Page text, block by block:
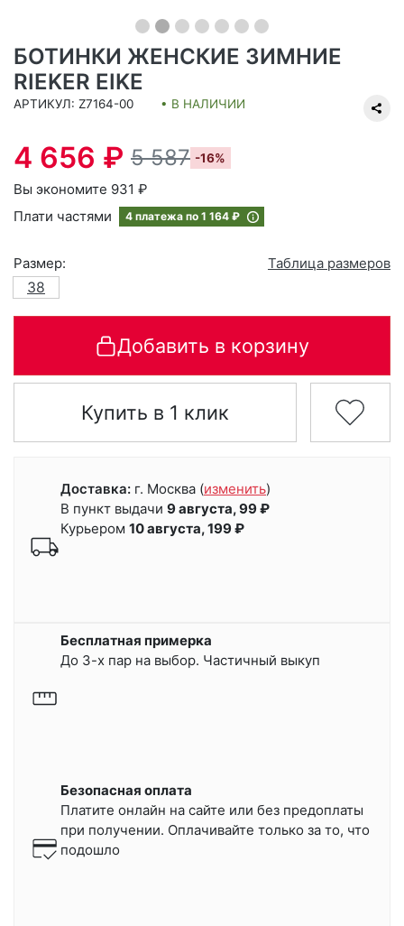
БОТИНКИ ЖЕНСКИЕ ЗИМНИЕ
RIEKER EIKE
АРТИКУЛ: Z7164-00 • В НАЛИЧИИ
4 656 ₽ 5 587 -16%
Вы экономите 931 ₽
Плати частями
4 платежа по 1 164 ₽
Размер:
Таблица размеров
38
Добавить в корзину
Купить в 1 клик
Доставка: г. Москва (изменить)
В пункт выдачи 9 августа, 99 ₽
Курьером 10 августа, 199 ₽
Бесплатная примерка
До 3-х пар на выбор. Частичный выкуп
Безопасная оплата
Платите онлайн на сайте или без предоплаты
при получении. Оплачивайте только за то, что
подошло